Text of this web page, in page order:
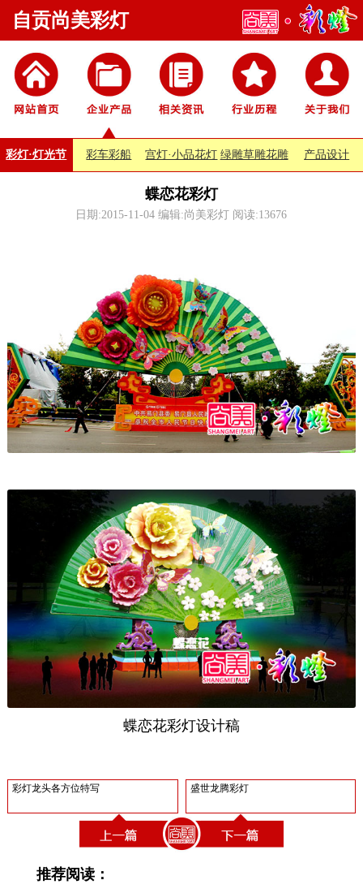
自贡尚美彩灯
彩灯·灯光节 彩车彩船 宫灯·小品花灯 绿雕草雕花雕 产品设计
蝶恋花彩灯
日期:2015-11-04 编辑:尚美彩灯 阅读:13676
蝶恋花彩灯设计稿
彩灯龙头各方位特写 盛世龙腾彩灯
推荐阅读：